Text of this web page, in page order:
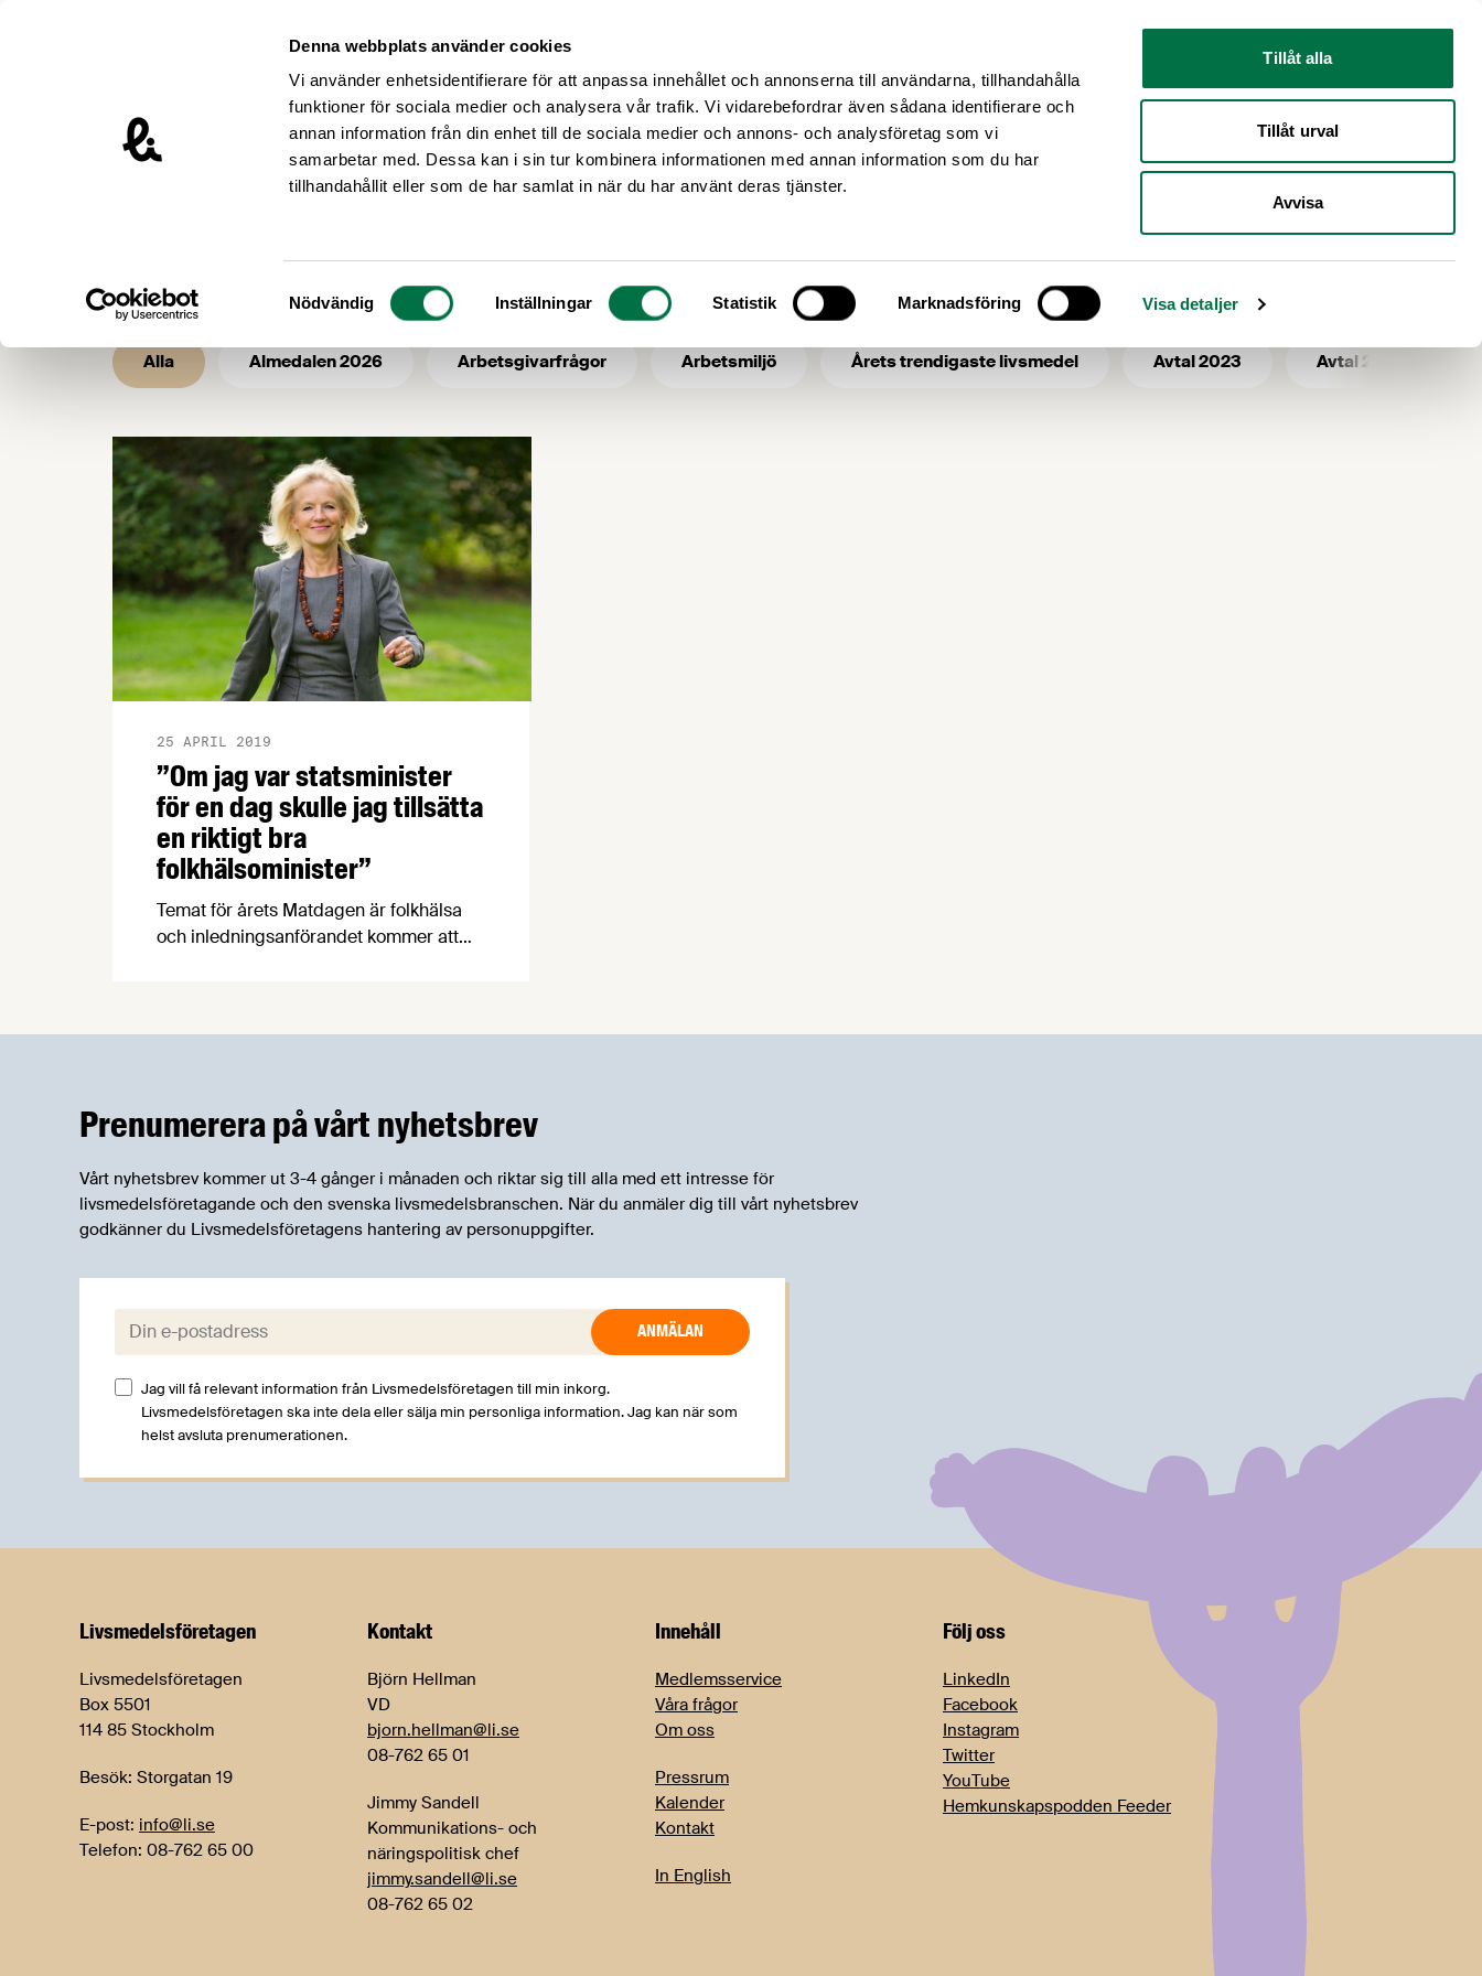
Denna webbplats använder cookies
Vi använder enhetsidentifierare för att anpassa innehållet och annonserna till användarna, tillhandahålla
funktioner för sociala medier och analysera vår trafik. Vi vidarebefordrar även sådana identifierare och
annan information från din enhet till de sociala medier och annons- och analysföretag som vi
samarbetar med. Dessa kan i sin tur kombinera informationen med annan information som du har
tillhandahållit eller som de har samlat in när du har använt deras tjänster.
Samtyckesval
Nödvändig Inställningar Statistik Marknadsföring Visa detaljer
Tillåt alla
Tillåt urval
Avvisa
Livsmedelsföretagen – till startsidan
Livsmedelsföretagen / Nyhetsarkiv / mat-hälsa
Nyhetsarkiv - ämne: mat-hälsa
Alla Almedalen 2026 Arbetsgivarfrågor Arbetsmiljö Årets trendigaste livsmedel Avtal 2023 Avtal 2025
”Om jag var statsminister
för en dag skulle jag tillsätta
en riktigt bra
folkhälsominister”
25 APRIL 2019
Temat för årets Matdagen är folkhälsa
och inledningsanförandet kommer att
Lis om varför hon inriktade sig på
livsmedelsindustrin kan göra för
folkhälsan och mer.
Prenumerera på vårt nyhetsbrev
Vårt nyhetsbrev kommer ut 3-4 gånger i månaden och riktar sig till alla med ett intresse för
livsmedelsföretagande och den svenska livsmedelsbranschen. När du anmäler dig till vårt nyhetsbrev
godkänner du Livsmedelsföretagens hantering av personuppgifter.
E-post:
Jag vill få relevant information från Livsmedelsföretagen till min inkorg.
Livsmedelsföretagen ska inte dela eller sälja min personliga information. Jag kan när som
helst avsluta prenumerationen.
Livsmedels­företagen
Livsmedelsföretagen
Box 5501
114 85 Stockholm
Besök: Storgatan 19
E-post: info@li.se
Telefon: 08-762 65 00
Kontakt
Björn Hellman
VD
bjorn.hellman@li.se
08-762 65 01
Jimmy Sandell
Kommunikations- och
näringspolitisk chef
jimmy.sandell@li.se
08-762 65 02
Innehåll
Medlemsservice
Våra frågor
Om oss
Pressrum
Kalender
Kontakt
In English
Följ oss
LinkedIn
Facebook
Instagram
Twitter
YouTube
Hemkunskapspodden Feeder